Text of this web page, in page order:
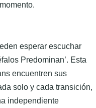
esperar escuchar
Predominan’. Esta
encuentren sus
solo y cada transición,
independiente